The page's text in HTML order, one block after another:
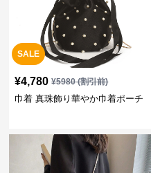
SALE
¥4,780 ¥5980(割引前)
巾着 真珠飾り華やか巾着ポーチ